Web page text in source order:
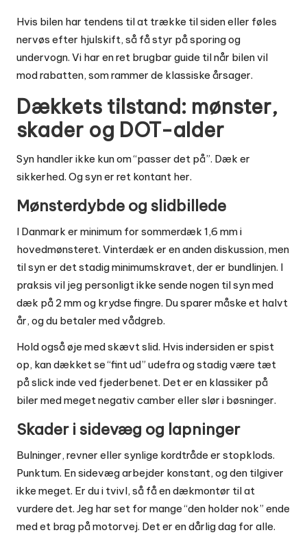
Hvis bilen har tendens til at trække til siden eller føles
nervøs efter hjulskift, så få styr på sporing og
undervogn. Vi har en ret brugbar guide tilnår bilen vil
mod rabatten, som rammer de klassiske årsager.
Dækkets tilstand: mønster,
skader og DOT-alder
Syn handler ikke kun om “passer det på”. Dæk er
sikkerhed. Og syn er ret kontant her.
Mønsterdybde og slidbillede
I Danmark er minimum for sommerdæk 1,6 mm i
hovedmønsteret. Vinterdæk er en anden diskussion, men
til syn er det stadig minimumskravet, der er bundlinjen. I
praksis vil jeg personligt ikke sende nogen til syn med
dæk på 2 mm og krydse fingre. Du sparer måske et halvt
år, og du betaler med vådgreb.
Hold også øje med skævt slid. Hvis indersiden er spist
op, kan dækket se “fint ud” udefra og stadig være tæt
på slick inde ved fjederbenet. Det er en klassiker på
biler med meget negativ camber eller slør i bøsninger.
Skader i sidevæg og lapninger
Bulninger, revner eller synlige kordtråde er stopklods.
Punktum. En sidevæg arbejder konstant, og den tilgiver
ikke meget. Er du i tvivl, så få en dækmontør til at
vurdere det. Jeg har set for mange “den holder nok” ende
med et brag på motorvej. Det er en dårlig dag for alle.